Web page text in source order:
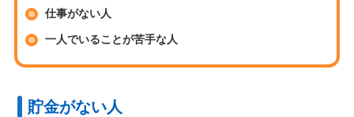
仕事がない人
一人でいることが苦手な人
貯金がない人